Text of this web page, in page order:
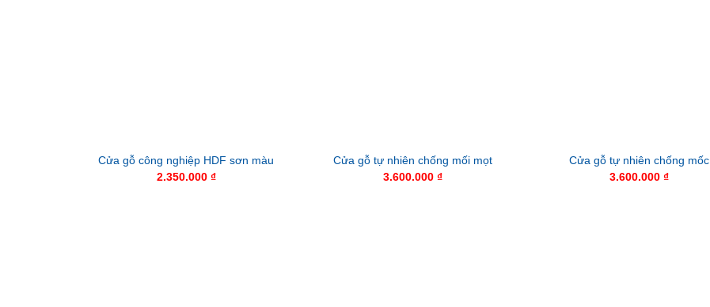
Cửa gỗ công nghiệp HDF sơn màu
2.350.000 ₫
Cửa gỗ tự nhiên chống mối mọt
3.600.000 ₫
Cửa gỗ tự nhiên chống mốc
3.600.000₫